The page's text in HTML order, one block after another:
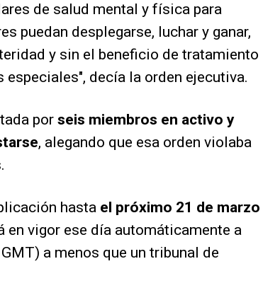
de salud mental y física para
puedan desplegarse, luchar y ganar,
y sin el beneficio de tratamiento
decía la orden ejecutiva.
por seis miembros en activo y
, alegando que esa orden violaba
hasta el próximo 21 de marzo
en vigor ese día automáticamente a
a menos que un tribunal de